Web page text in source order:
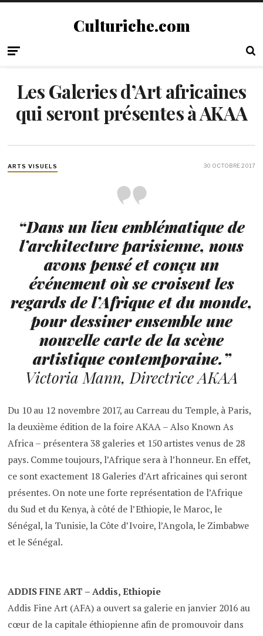
Culturiche.com
Les Galeries d’Art africaines
qui seront présentes à AKAA
ARTS VISUELS 30 OCTOBRE 2017
“Dans un lieu emblématique de
l’architecture parisienne, nous
avons pensé et conçu un
événement où se croisent les
regards de l’Afrique et du monde,
pour dessiner ensemble une
nouvelle carte de la scène
artistique contemporaine.”
Victoria Mann, Directrice AKAA
Du 10 au 12 novembre 2017, au Carreau du Temple, à Paris,
la deuxième édition de la foire AKAA – Also Known As
Africa – présentera 38 galeries et 150 artistes venus de 28
pays. Comme toujours, l’Afrique sera à l’honneur. En effet,
ce sont exactement 18 Galeries d’Art africaines qui seront
présentes. On note une forte représentation de l’Afrique
du Sud et du Kenya, à côté de l’Ethiopie, le Maroc, le
Sénégal, la Tunisie, la Côte d’Ivoire, l’Angola, le Zimbabwe
et le Sénégal.
ADDIS FINE ART – Addis, Ethiopie
Addis Fine Art (AFA) a ouvert sa galerie en janvier 2016 au
cœur de la capitale éthiopienne afin de promouvoir dans